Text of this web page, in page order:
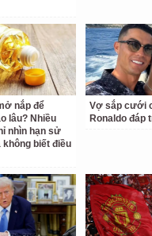
nắp để
lâu? Nhiều
nhìn hạn sử
không biết điều
Vợ sắp cưới
Ronaldo đáp